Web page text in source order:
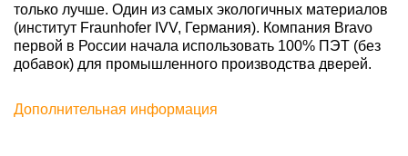
только лучше. Один из самых экологичных материалов
(институт Fraunhofer IVV, Германия). Компания Bravo
первой в России начала использовать 100% ПЭТ (без
добавок) для промышленного производства дверей.
Дополнительная информация